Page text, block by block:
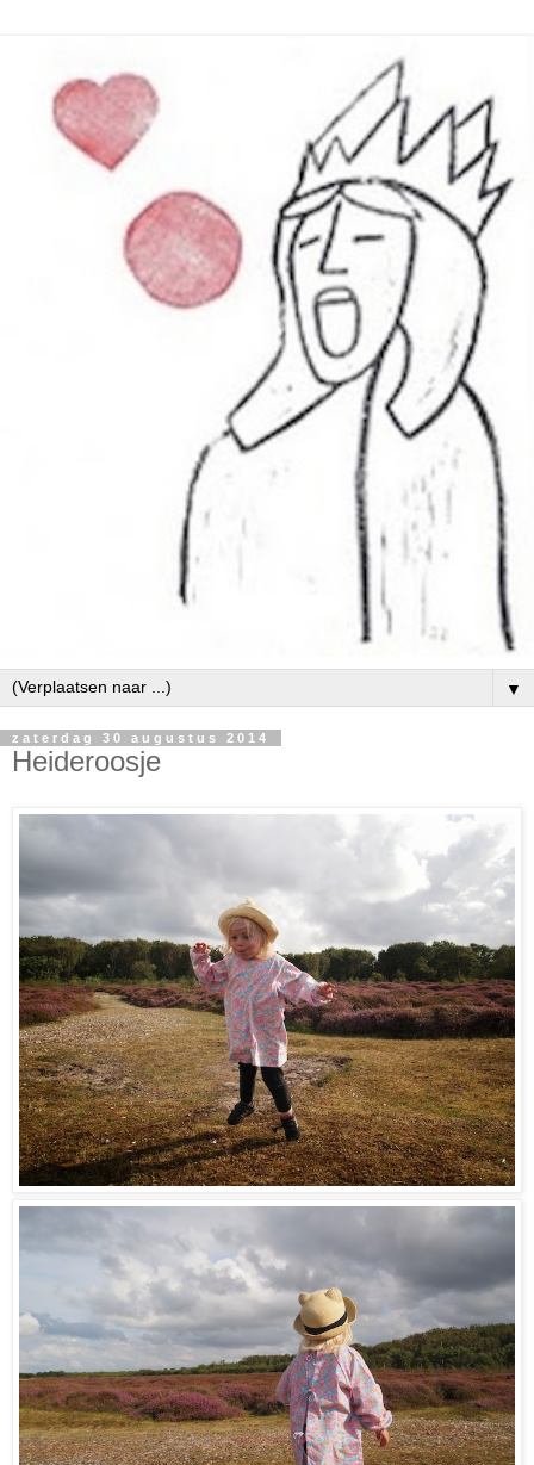
▼
zaterdag 30 augustus 2014
Heideroosje